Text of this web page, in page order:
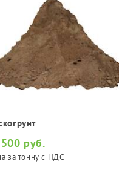
руб.
за тонну с НДС